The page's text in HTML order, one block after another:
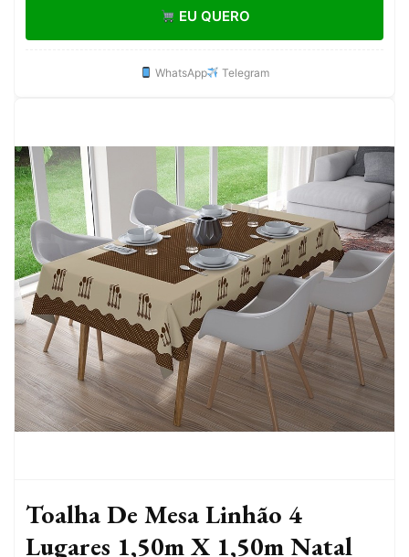
EU QUERO
WhatsApp Telegram
Toalha De Mesa Linhão 4
Lugares 1,50m X 1,50m Natal